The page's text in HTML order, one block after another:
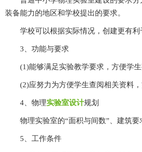
装备能力的地区和学校提出的要求。
学校可以根据实际情况，创建更有利
3、功能与要求
(1)能够满足实验教学要求，方便学生
(2)应努力为方便学生查阅相关资料，
4、物理实验室设计规划
物理实验室的“面积与间数”、建筑要
5、工作条件